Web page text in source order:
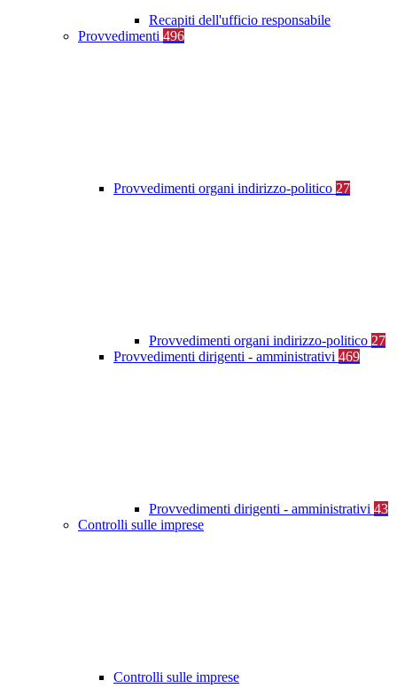
Recapiti dell'ufficio responsabile
Provvedimenti 496
Provvedimenti organi indirizzo-politico 27
Provvedimenti organi indirizzo-politico 27
Provvedimenti dirigenti - amministrativi 469
Provvedimenti dirigenti - amministrativi 43
Controlli sulle imprese
Controlli sulle imprese